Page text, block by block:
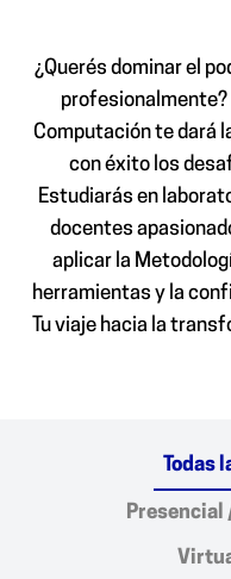
¿Querés dominar el
profesionalmente?
Computación te dará
con éxito los
Estudiarás en
docentes
aplicar la
herramientas y la
Tu viaje hacia la
Todas